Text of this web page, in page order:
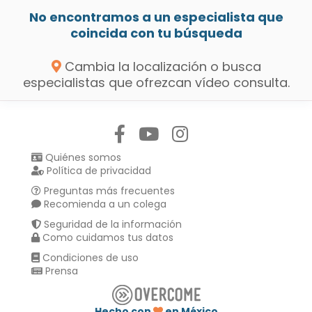
No encontramos a un especialista que
coincida con tu búsqueda
Cambia la localización o busca
especialistas que ofrezcan vídeo consulta.
Quiénes somos
Política de privacidad
Preguntas más frecuentes
Recomienda a un colega
Seguridad de la información
Como cuidamos tus datos
Condiciones de uso
Prensa